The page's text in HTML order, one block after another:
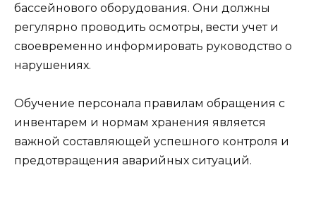
бассейнового оборудования. Они должны
регулярно проводить осмотры, вести учет и
своевременно информировать руководство о
нарушениях.
Обучение персонала правилам обращения с
инвентарем и нормам хранения является
важной составляющей успешного контроля и
предотвращения аварийных ситуаций.